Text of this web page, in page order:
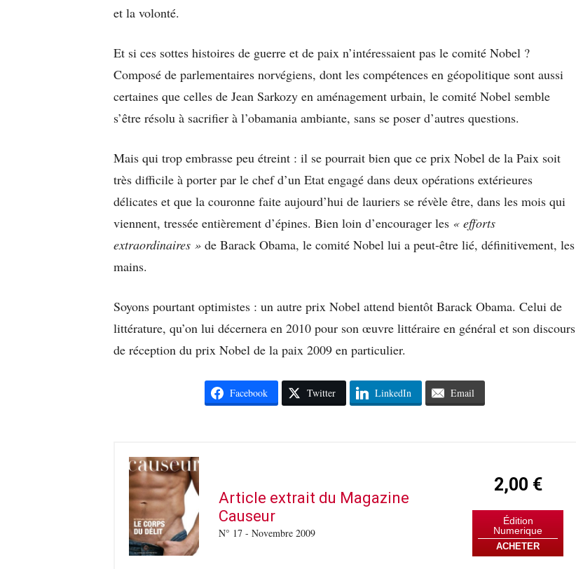
et la volonté.
Et si ces sottes histoires de guerre et de paix n’intéressaient pas le comité Nobel ?
Composé de parlementaires norvégiens, dont les compétences en géopolitique sont aussi
certaines que celles de Jean Sarkozy en aménagement urbain, le comité Nobel semble
s’être résolu à sacrifier à l’obamania ambiante, sans se poser d’autres questions.
Mais qui trop embrasse peu étreint : il se pourrait bien que ce prix Nobel de la Paix soit
très difficile à porter par le chef d’un Etat engagé dans deux opérations extérieures
délicates et que la couronne faite aujourd’hui de lauriers se révèle être, dans les mois qui
viennent, tressée entièrement d’épines. Bien loin d’encourager les « efforts
extraordinaires » de Barack Obama, le comité Nobel lui a peut-être lié, définitivement, les
mains.
Soyons pourtant optimistes : un autre prix Nobel attend bientôt Barack Obama. Celui de
littérature, qu’on lui décernera en 2010 pour son œuvre littéraire en général et son discours
de réception du prix Nobel de la paix 2009 en particulier.
Facebook Twitter LinkedIn Email
Article extrait du Magazine
Causeur
N° 17 - Novembre 2009
2,00 €
Édition
Numerique
ACHETER